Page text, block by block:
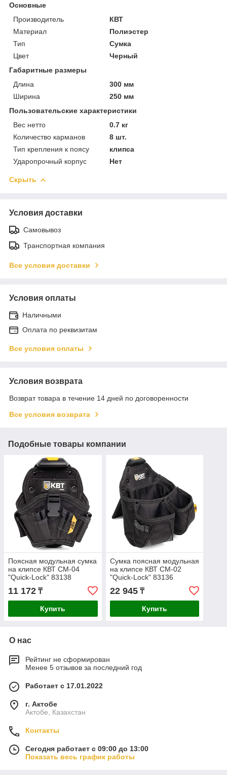
Основные
Производитель
КВТ
Материал
Полиэстер
Тип
Сумка
Цвет
Черный
Габаритные размеры
Длина
300 мм
Ширина
250 мм
Пользовательские характеристики
Вес нетто
0.7 кг
Количество карманов
8 шт.
Тип крепления к поясу
клипса
Ударопрочный корпус
Нет
Скрыть
Условия доставки
Самовывоз
Транспортная компания
Все условия доставки
Условия оплаты
Наличными
Оплата по реквизитам
Все условия оплаты
Условия возврата
Возврат товара в течение 14 дней по договоренности
Все условия возврата
Подобные товары компании
Поясная модульная сумка
на клипсе КВТ СМ-04
"Quick-Lock" 83138
11 172 ₸
Купить
Сумка поясная модульная
на клипсе КВТ СМ-02
"Quick-Lock" 83136
22 945₸
Купить
О нас
Рейтинг не сформирован
Менее 5 отзывов за последний год
Работает с 17.01.2022
г. Актобе
Актобе, Казахстан
Контакты
Сегодня работает с 09:00 до 13:00
Показать весь график работы